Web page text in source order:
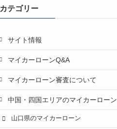
カテゴリー
サイト情報
マイカーローンQ&A
マイカーローン審査について
中国・四国エリアのマイカーローン
山口県のマイカーローン